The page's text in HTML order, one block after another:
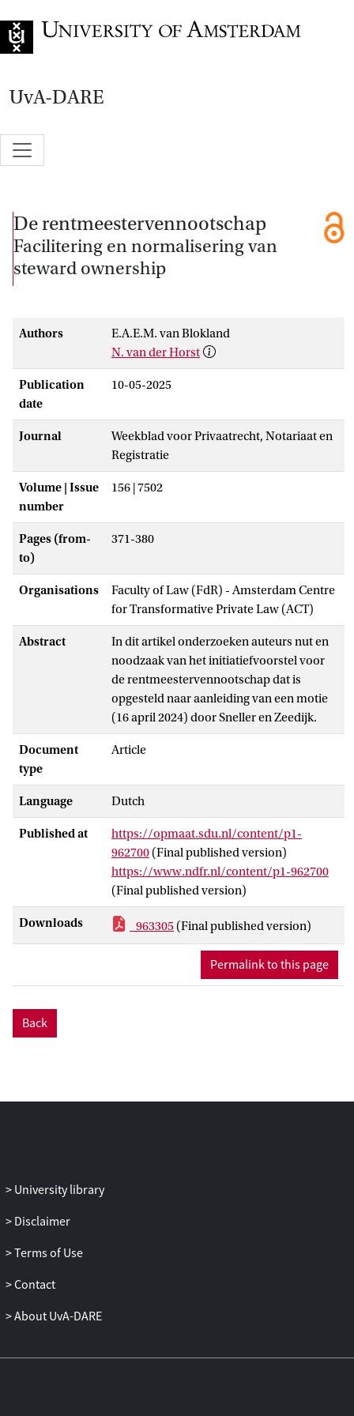
UvA-DARE
De rentmeestervennootschap
Facilitering en normalisering van
steward ownership
Authors
E.A.E.M. van Blokland
N. van der Horst
Publication
date
10-05-2025
Journal
Weekblad voor Privaatrecht, Notariaat en
Registratie
Volume | Issue
number
156 | 7502
Pages (from-
to)
371-380
Organisations
Faculty of Law (FdR) - Amsterdam Centre
for Transformative Private Law (ACT)
Abstract
In dit artikel onderzoeken auteurs nut en
noodzaak van het initiatiefvoorstel voor
de rentmeestervennootschap dat is
opgesteld naar aanleiding van een motie
(16 april 2024) door Sneller en Zeedijk.
Document
type
Article
Language Dutch
Published at
https://opmaat.sdu.nl/content/p1-
962700 (Final published version)
https://www.ndfr.nl/content/p1-962700
(Final published version)
Downloads _963305 (Final published version)
Permalink to this page
Back
University library
Disclaimer
Terms of Use
Contact
About UvA-DARE